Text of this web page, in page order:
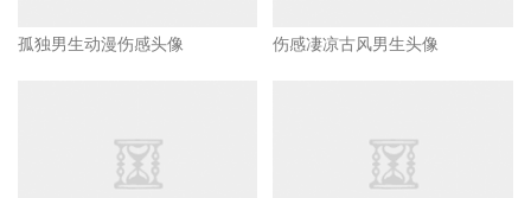
孤独男生动漫伤感头像 伤感凄凉古风男生头像